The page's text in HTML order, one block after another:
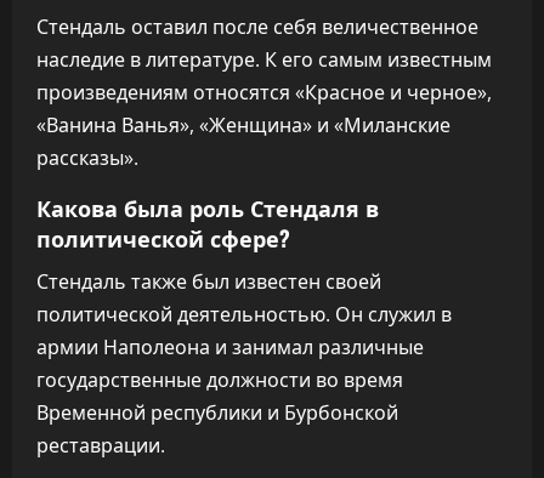
Стендаль оставил после себя величественное
наследие в литературе. К его самым известным
произведениям относятся «Красное и черное»,
«Ванина Ванья», «Женщина» и «Миланские
рассказы».
Какова была роль Стендаля в
политической сфере?
Стендаль также был известен своей
политической деятельностью. Он служил в
армии Наполеона и занимал различные
государственные должности во время
Временной республики и Бурбонской
реставрации.